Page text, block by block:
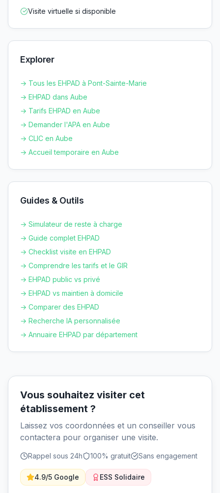
Visite virtuelle si disponible
Explorer
→ Tous les EHPAD à Pont-Sainte-Marie
→ EHPAD dans Aube
→ Tarifs EHPAD en Aube
→ Demander l'APA en Aube
→ CLIC en Aube
→ Accueil temporaire en Aube
Guides & Outils
→ Simulateur de reste à charge
→ Guide complet EHPAD
→ Checklist visite en EHPAD
→ Comprendre les tarifs et le GIR
→ EHPAD public vs privé
→ EHPAD vs maintien à domicile
→ Comparer des EHPAD
→ Recherche IA personnalisée
→ Annuaire EHPAD par département
Vous souhaitez visiter cet
établissement ?
Laissez vos coordonnées et un conseiller vous
contactera pour organiser une visite.
Rappel sous 24h 100% gratuit Sans engagement
4.9/5 Google ESS Solidaire